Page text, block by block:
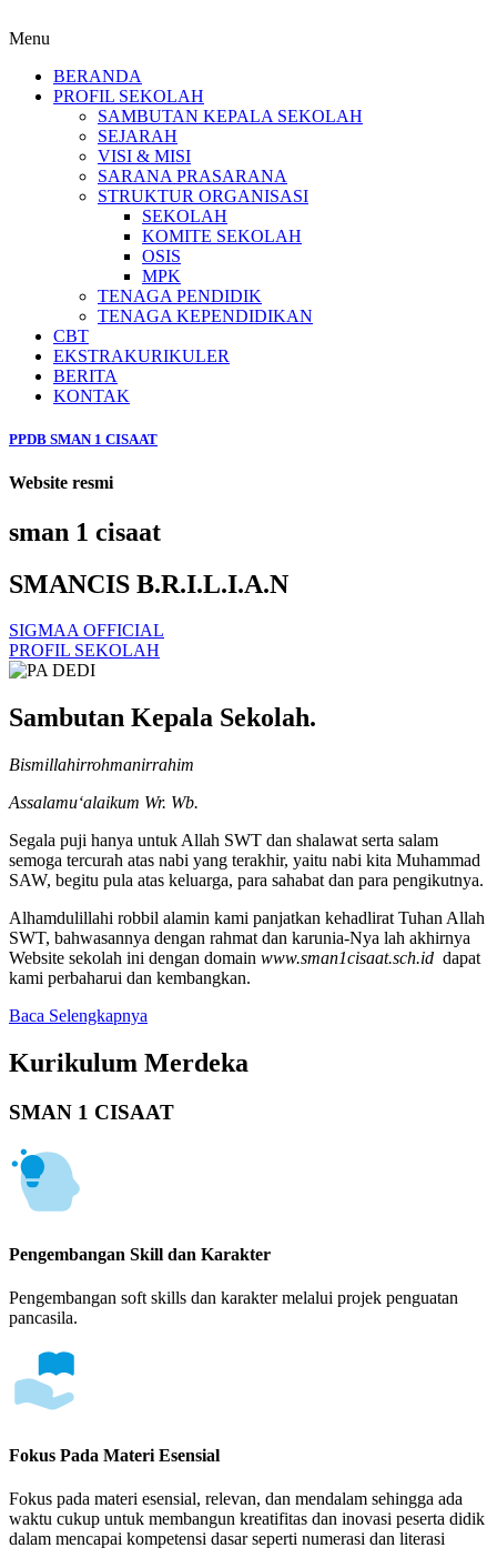
Menu
BERANDA
PROFIL SEKOLAH
SAMBUTAN KEPALA SEKOLAH
SEJARAH
VISI & MISI
SARANA PRASARANA
STRUKTUR ORGANISASI
SEKOLAH
KOMITE SEKOLAH
OSIS
MPK
TENAGA PENDIDIK
TENAGA KEPENDIDIKAN
CBT
EKSTRAKURIKULER
BERITA
KONTAK
PPDB SMAN 1 CISAAT
Website resmi
sman 1 cisaat
SMANCIS B.R.I.L.I.A.N
SIGMAA OFFICIAL
PROFIL SEKOLAH
Sambutan Kepala Sekolah.
Bismillahirrohmanirrahim
Assalamu‘alaikum Wr. Wb.
Segala puji hanya untuk Allah SWT dan shalawat serta salam
semoga tercurah atas nabi yang terakhir, yaitu nabi kita Muhammad
SAW, begitu pula atas keluarga, para sahabat dan para pengikutnya.
Alhamdulillahi robbil alamin kami panjatkan kehadlirat Tuhan Allah
SWT, bahwasannya dengan rahmat dan karunia-Nya lah akhirnya
Website sekolah ini dengan domain www.sman1cisaat.sch.id dapat
kami perbaharui dan kembangkan.
Baca Selengkapnya
Kurikulum Merdeka
SMAN 1 CISAAT
Pengembangan Skill dan Karakter
Pengembangan soft skills dan karakter melalui projek penguatan
pancasila.
Fokus Pada Materi Esensial
Fokus pada materi esensial, relevan, dan mendalam sehingga ada
waktu cukup untuk membangun kreatifitas dan inovasi peserta didik
dalam mencapai kompetensi dasar seperti numerasi dan literasi